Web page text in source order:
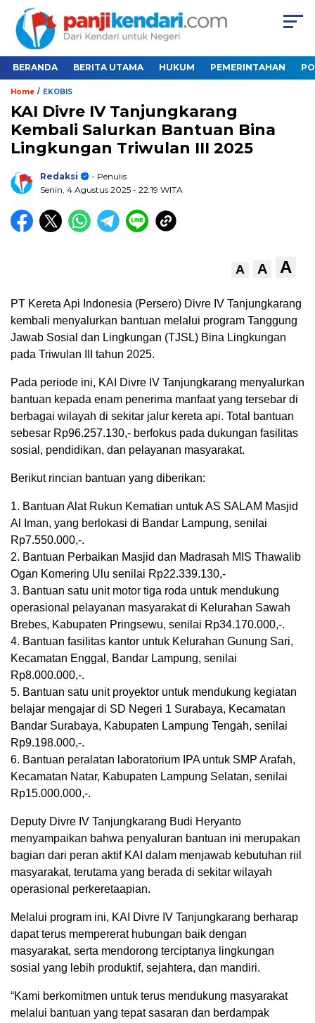
BERANDA BERITA UTAMA HUKUM PEMERINTAHAN
Home / EKOBIS
KAI Divre IV Tanjungkarang
Kembali Salurkan Bantuan Bina
Lingkungan Triwulan III 2025
Redaksi
- Penulis
Senin, 4 Agustus 2025 - 22:19 WITA
A A A
PT Kereta Api Indonesia (Persero) Divre IV Tanjungkarang
kembali menyalurkan bantuan melalui program Tanggung
Jawab Sosial dan Lingkungan (TJSL) Bina Lingkungan
pada Triwulan III tahun 2025.
Pada periode ini, KAI Divre IV Tanjungkarang menyalurkan
bantuan kepada enam penerima manfaat yang tersebar di
berbagai wilayah di sekitar jalur kereta api. Total bantuan
sebesar Rp96.257.130,- berfokus pada dukungan fasilitas
sosial, pendidikan, dan pelayanan masyarakat.
Berikut rincian bantuan yang diberikan:
1. Bantuan Alat Rukun Kematian untuk AS SALAM Masjid
Al Iman, yang berlokasi di Bandar Lampung, senilai
Rp7.550.000,-.
2. Bantuan Perbaikan Masjid dan Madrasah MIS Thawalib
Ogan Komering Ulu senilai Rp22.339.130,-
3. Bantuan satu unit motor tiga roda untuk mendukung
operasional pelayanan masyarakat di Kelurahan Sawah
Brebes, Kabupaten Pringsewu, senilai Rp34.170.000,-.
4. Bantuan fasilitas kantor untuk Kelurahan Gunung Sari,
Kecamatan Enggal, Bandar Lampung, senilai
Rp8.000.000,-.
5. Bantuan satu unit proyektor untuk mendukung kegiatan
belajar mengajar di SD Negeri 1 Surabaya, Kecamatan
Bandar Surabaya, Kabupaten Lampung Tengah, senilai
Rp9.198.000,-.
6. Bantuan peralatan laboratorium IPA untuk SMP Arafah,
Kecamatan Natar, Kabupaten Lampung Selatan, senilai
Rp15.000.000,-.
Deputy Divre IV Tanjungkarang Budi Heryanto
menyampaikan bahwa penyaluran bantuan ini merupakan
bagian dari peran aktif KAI dalam menjawab kebutuhan riil
masyarakat, terutama yang berada di sekitar wilayah
operasional perkeretaapian.
Melalui program ini, KAI Divre IV Tanjungkarang berharap
dapat terus mempererat hubungan baik dengan
masyarakat, serta mendorong terciptanya lingkungan
sosial yang lebih produktif, sejahtera, dan mandiri.
“Kami berkomitmen untuk terus mendukung masyarakat
melalui bantuan yang tepat sasaran dan berdampak